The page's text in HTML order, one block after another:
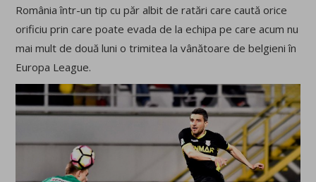
România într-un tip cu păr albit de ratări care caută orice
orificiu prin care poate evada de la echipa pe care acum nu
mai mult de două luni o trimitea la vânătoare de belgieni în
Europa League.